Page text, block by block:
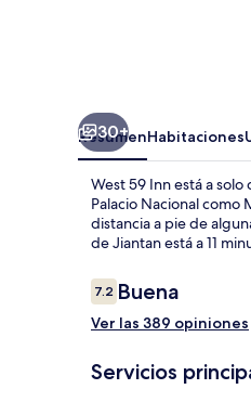
30+
ResumenHabitaciones
West 59 Inn está a
Palacio Nacional como
distancia a pie de
de Jiantan está a 11
Opiniones
7.27.2 de 10,
Buena
Ver las 389 opiniones
Servicios